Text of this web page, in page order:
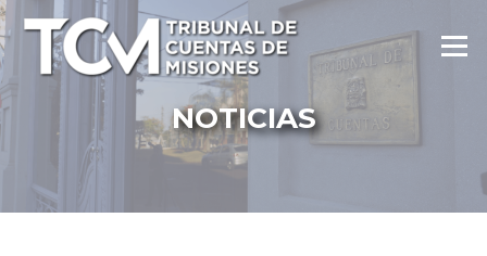
Ir
al
contenido
Menú
NOTICIAS